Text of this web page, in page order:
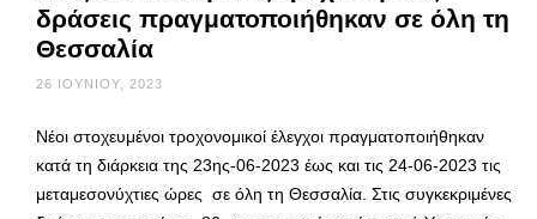
δράσεις πραγματοποιήθηκαν σε όλη τη
Θεσσαλία
26 ΙΟΥΝΊΟΥ, 2023
Νέοι στοχευμένοι τροχονομικοί έλεγχοι πραγματοποιήθηκαν
κατά τη διάρκεια της 23ης-06-2023 έως και τις 24-06-2023 τις
μεταμεσονύχτιες ώρες σε όλη τη Θεσσαλία. Στις συγκεκριμένες